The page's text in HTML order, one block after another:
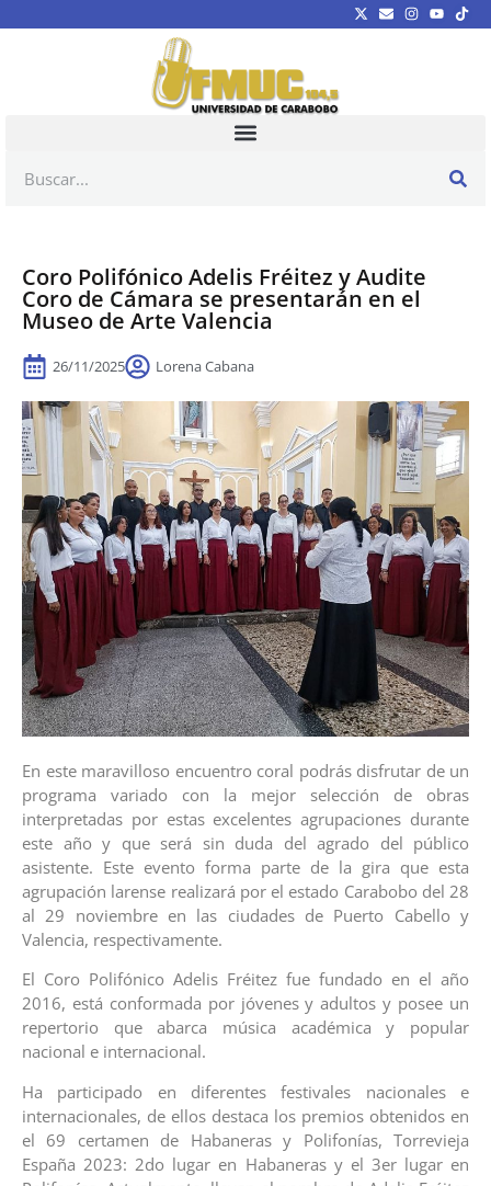
Coro Polifónico Adelis Fréitez y Audite
Coro de Cámara se presentarán en el
Museo de Arte Valencia
26/11/2025 Lorena Cabana
En este maravilloso encuentro coral podrás disfrutar de un
programa variado con la mejor selección de obras
interpretadas por estas excelentes agrupaciones durante
este año y que será sin duda del agrado del público
asistente. Este evento forma parte de la gira que esta
agrupación larense realizará por el estado Carabobo del 28
al 29 noviembre en las ciudades de Puerto Cabello y
Valencia, respectivamente.
El Coro Polifónico Adelis Fréitez fue fundado en el año
2016, está conformada por jóvenes y adultos y posee un
repertorio que abarca música académica y popular
nacional e internacional.
Ha participado en diferentes festivales nacionales e
internacionales, de ellos destaca los premios obtenidos en
el 69 certamen de Habaneras y Polifonías, Torrevieja
España 2023: 2do lugar en Habaneras y el 3er lugar en